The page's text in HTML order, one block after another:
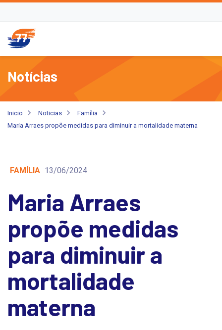
Notícias
Inicio Noticias
Família
Maria Arraes propõe medidas para diminuir a mortalidade materna
FAMÍLIA 13/06/2024
Maria Arraes
propõe medidas
para diminuir a
mortalidade
materna